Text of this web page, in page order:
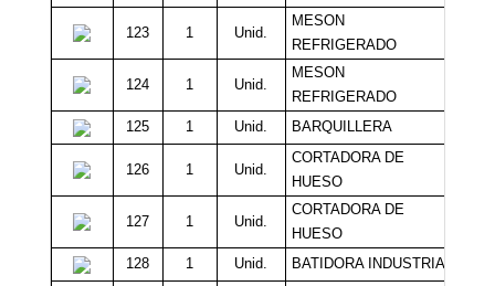
123 1 Unid.
MESON
REFRIGERADO
124 1 Unid.
MESON
REFRIGERADO
125 1 Unid. BARQUILLERA
126 1 Unid.
CORTADORA DE
HUESO
127 1 Unid.
CORTADORA DE
HUESO
128 1 Unid. BATIDORA INDUSTRIAL